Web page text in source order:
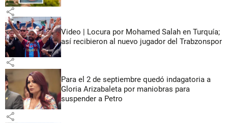
share
Video | Locura por Mohamed Salah en Turquía;
así recibieron al nuevo jugador del Trabzonspor
share
Para el 2 de septiembre quedó indagatoria a
Gloria Arizabaleta por maniobras para
suspender a Petro
share